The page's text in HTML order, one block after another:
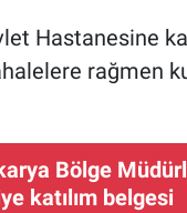
Hastanesine
rağmen
Bölge
katılım belgesi